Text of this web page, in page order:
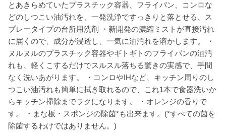
とあきらめていたプラスチック容器、フライパン、コンロな
どのしつこい油汚れを、一発洗浄ですっきりと落とせる、ス
プレータイプの台所用洗剤 ・新開発の濃縮ミストが直接汚れ
に届くので、成分が浸透し、一気に油汚れを溶かします。 ・
ヌルヌルのプラスチック容器やギトギトのフライパンの油汚
れも、軽くこするだけでスルスル落ちる驚きの実感で、手間
なく洗いあがります。 ・コンロやIHなど、キッチン周りのし
つこい油汚れも簡単に拭き取れるので、これ1本で食器洗いか
らキッチン掃除までラクになります。 ・オレンジの香りで
す。 ・まな板・スポンジの除菌*も出来ます。(*すべての菌を
除菌するわけではありません。)